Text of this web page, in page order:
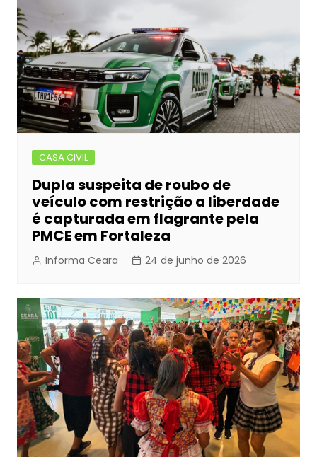
CASA CIVIL
Dupla suspeita de roubo de
veículo com restrição a liberdade
é capturada em flagrante pela
PMCE em Fortaleza
Informa Ceara 24 de junho de 2026